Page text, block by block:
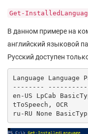
Get-
В данном примере на
английский языковой
Русский доступен
Language Language
--------
en-US LpCab
tToSpeech, OCR
ru-RU None